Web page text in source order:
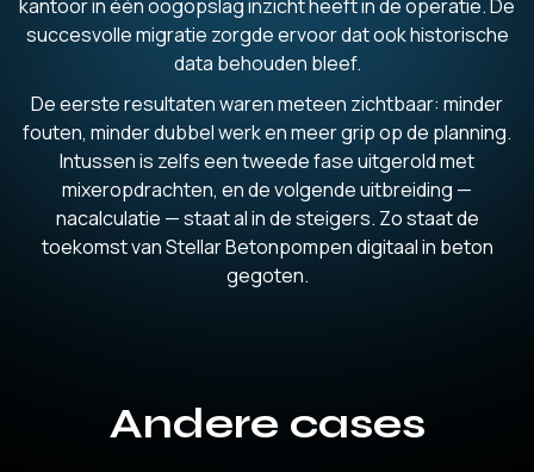
kantoor in één oogopslag inzicht heeft in de operatie. De
succesvolle migratie zorgde ervoor dat ook historische
data behouden bleef.
De eerste resultaten waren meteen zichtbaar: minder
fouten, minder dubbel werk en meer grip op de planning.
Intussen is zelfs een tweede fase uitgerold met
mixeropdrachten, en de volgende uitbreiding —
nacalculatie — staat al in de steigers. Zo staat de
toekomst van Stellar Betonpompen digitaal in beton
gegoten.
Andere cases